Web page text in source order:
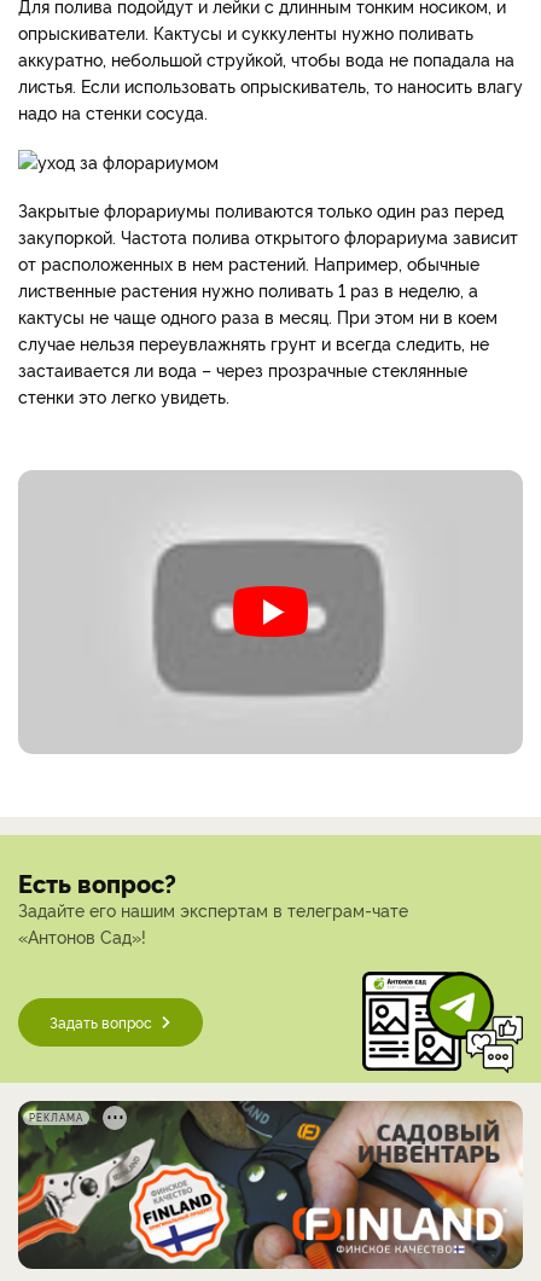
Для полива подойдут и лейки с длинным тонким носиком, и
опрыскиватели. Кактусы и суккуленты нужно поливать
аккуратно, небольшой струйкой, чтобы вода не попадала на
листья. Если использовать опрыскиватель, то наносить влагу
надо на стенки сосуда.
Закрытые флорариумы поливаются только один раз перед
закупоркой. Частота полива открытого флорариума зависит
от расположенных в нем растений. Например, обычные
лиственные растения нужно поливать 1 раз в неделю, а
кактусы не чаще одного раза в месяц. При этом ни в коем
случае нельзя переувлажнять грунт и всегда следить, не
застаивается ли вода – через прозрачные стеклянные
стенки это легко увидеть.
Есть вопрос?
Задайте его нашим экспертам в телеграм-чате
«Антонов Сад»!
Задать вопрос
РЕКЛАМА